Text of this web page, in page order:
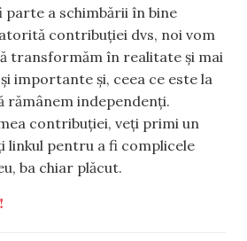
a schimbării în bine
contribuției dvs, noi vom
transformăm în realitate și mai
importante și, ceea ce este la
rămânem independenți.
contribuției, veți primi un
linkul pentru a fi complicele
ba chiar plăcut.